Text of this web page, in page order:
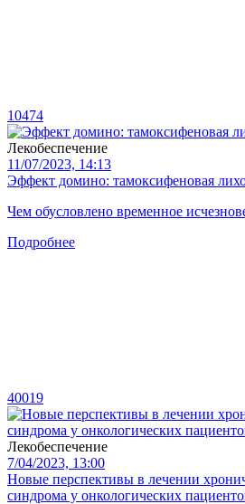
10474
Лекобеспечение
11/07/2023, 14:13
Эффект домино: тамоксифеновая
Чем обусловлено временное
Подробнее
40019
Лекобеспечение
7/04/2023, 13:00
Новые перспективы в лечении
синдрома у онкологических